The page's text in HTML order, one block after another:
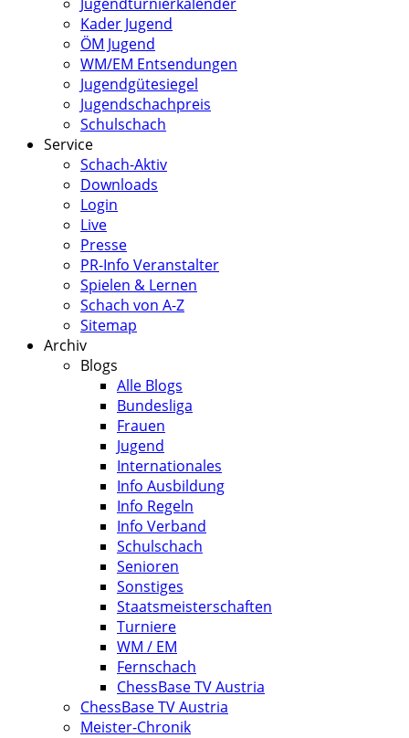
Kader Jugend
ÖM Jugend
WM/EM Entsendungen
Jugendgütesiegel
Jugendschachpreis
Schulschach
Service
Schach-Aktiv
Downloads
Login
Live
Presse
PR-Info Veranstalter
Spielen & Lernen
Schach von A-Z
Sitemap
Archiv
Blogs
Alle Blogs
Bundesliga
Frauen
Jugend
Internationales
Info Ausbildung
Info Regeln
Info Verband
Schulschach
Senioren
Sonstiges
Staatsmeisterschaften
Turniere
WM / EM
Fernschach
ChessBase TV Austria
ChessBase TV Austria
Meister-Chronik